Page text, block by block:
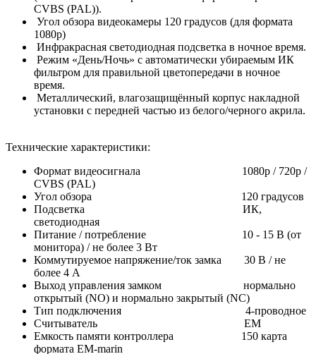
CVBS (PAL)).
Угол обзора видеокамеры 120 градусов (для формата
1080p)
Инфракрасная светодиодная подсветка в ночное время.
Режим «День/Ночь» с автоматически убираемым ИК
фильтром для правильной цветопередачи в ночное
время.
Металлический, влагозащищённый корпус накладной
установки с передней частью из белого/черного акрила.
Технические характеристики:
Формат видеосигнала 1080p / 720p /
CVBS (PAL)
Угол обзора 120 градусов
Подсветка ИК,
светодиодная
Питание / потребление 10 - 15 В (от
монитора) / не более 3 Вт
Коммутируемое напряжение/ток замка 30 В / не
более 4 А
Выход управления замком нормально
открытый (NO) и нормально закрытый (NC)
Тип подключения 4-проводное
Считыватель EM
Емкость памяти контроллера 150 карта
формата EM-marin